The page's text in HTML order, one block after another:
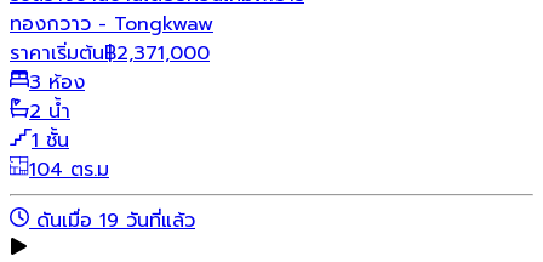
ทองกวาว - Tongkwaw
ราคาเริ่มต้น฿2,371,000
3 ห้อง
2 น้ำ
1 ชั้น
104 ตร.ม
ดันเมื่อ 19 วันที่แล้ว